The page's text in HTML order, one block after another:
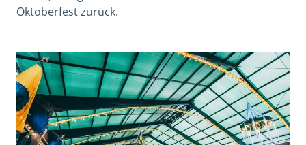
Oktoberfest zurück.